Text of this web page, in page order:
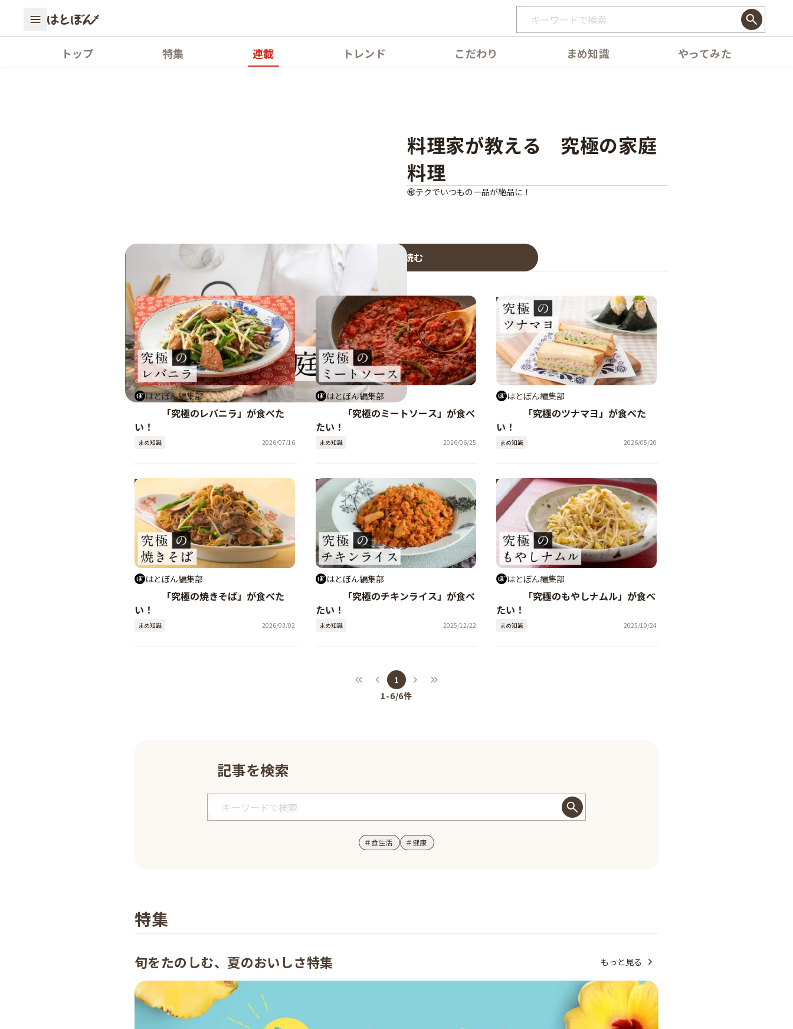
トップ 特集 連載 トレンド こだわり まめ知識 やってみた
料理家が教える 究極の家庭
料理
㊙️テクでいつもの一品が絶品に！
第1回を読む
はとぼん編集部
まめ知識
#06
「究極のレバニラ」が食べた
い！
2026/07/16
はとぼん編集部
まめ知識
「究極のミートソース」が食べ
たい！
2026/06/25
はとぼん編集部
まめ知識
#04
「究極のツナマヨ」が食べた
い！
2026/05/20
はとぼん編集部
まめ知識
「究極の焼きそば」が食べた
い！
2026/03/02
はとぼん編集部
まめ知識
#02
「究極のチキンライス」が食べ
たい！
2025/12/22
はとぼん編集部
まめ知識
01
「究極のもやしナムル」が食べ
たい！
2025/10/24
1
1-6/6件
記事を検索
＃食生活 ＃健康
特集
旬をたのしむ、夏のおいしさ特集 もっと見る